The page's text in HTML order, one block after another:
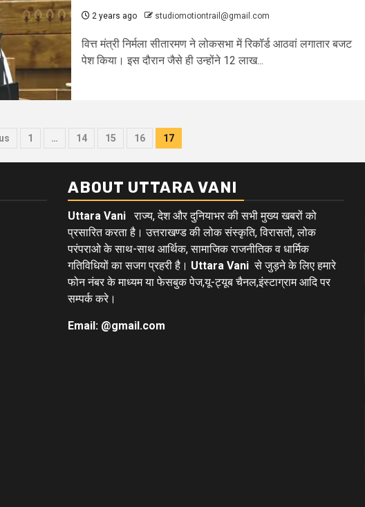
2 years ago studiomotiontrail@gmail.com
वित्त मंत्री निर्मला सीतारमण ने लोकसभा में रिकॉर्ड आठवां लगातार बजट
पेश किया। इस दौरान जैसे ही उन्होंने 12 लाख...
1 … 14 15 16 17
ABOUT UTTARA VANI
Uttara Vani राज्य, देश और दुनियाभर की सभी मुख्य खबरों को
प्रसारित करता है। उत्तराखण्ड की लोक संस्कृति, विरासतों, लोक
परंपराओ के साथ-साथ आर्थिक, सामाजिक राजनीतिक व धार्मिक
गतिविधियों का सजग प्रहरी है। Uttara Vani से जुड़ने के लिए हमारे
फोन नंबर के माध्यम या फेसबुक पेज,यू-ट्यूब चैनल,इंस्टाग्राम आदि पर
सम्पर्क करे।
Email: @gmail.com